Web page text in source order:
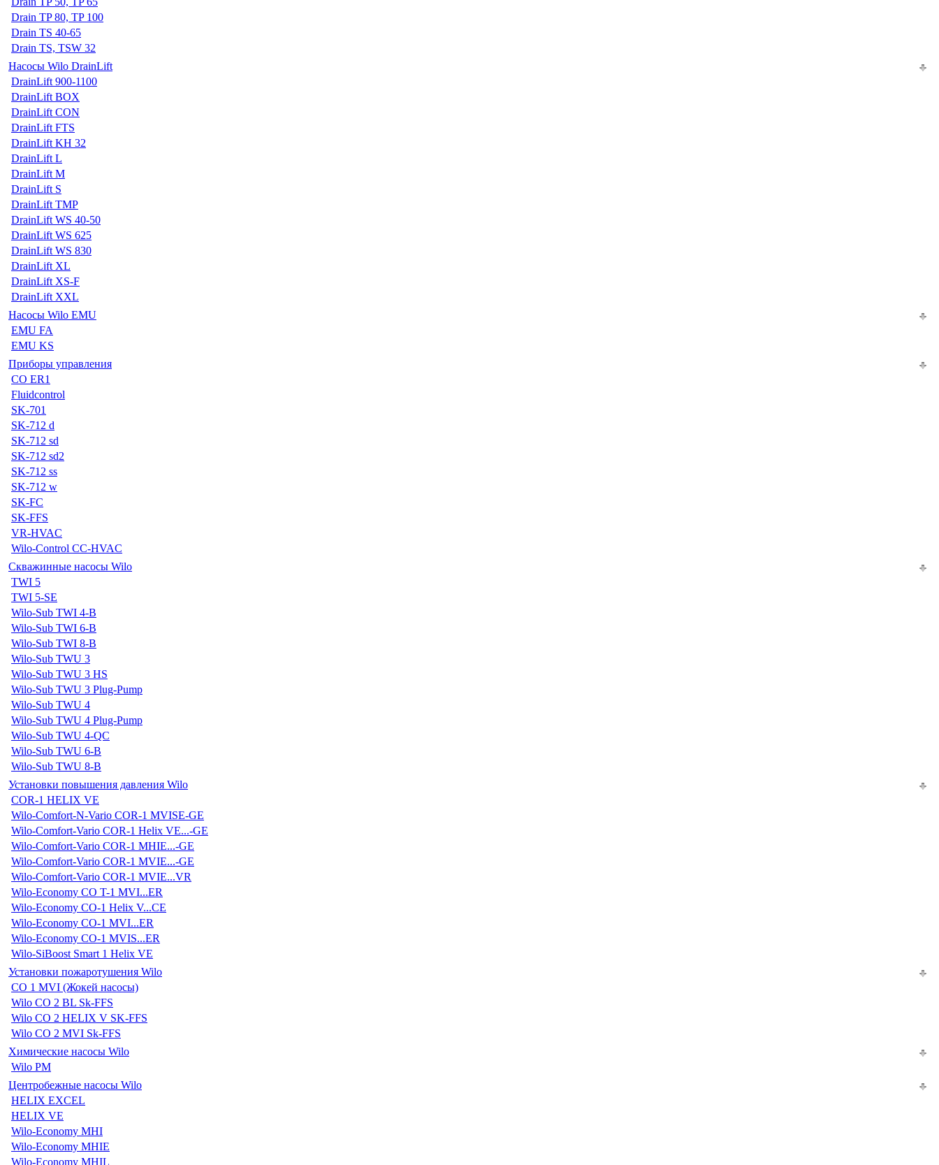
Drain TP 80, TP 100
Drain TS 40-65
Drain TS, TSW 32
Насосы Wilo DrainLift
DrainLift 900-1100
DrainLift BOX
DrainLift CON
DrainLift FTS
DrainLift KH 32
DrainLift L
DrainLift M
DrainLift S
DrainLift TMP
DrainLift WS 40-50
DrainLift WS 625
DrainLift WS 830
DrainLift XL
DrainLift XS-F
DrainLift XXL
Насосы Wilo EMU
EMU FA
EMU KS
Приборы управления
CO ER1
Fluidcontrol
SK-701
SK-712 d
SK-712 sd
SK-712 sd2
SK-712 ss
SK-712 w
SK-FC
SK-FFS
VR-HVAC
Wilo-Control CC-HVAC
Скважинные насосы Wilo
TWI 5
TWI 5-SE
Wilo-Sub TWI 4-B
Wilo-Sub TWI 6-B
Wilo-Sub TWI 8-B
Wilo-Sub TWU 3
Wilo-Sub TWU 3 HS
Wilo-Sub TWU 3 Plug-Pump
Wilo-Sub TWU 4
Wilo-Sub TWU 4 Plug-Pump
Wilo-Sub TWU 4-QC
Wilo-Sub TWU 6-B
Wilo-Sub TWU 8-B
Установки повышения давления Wilo
COR-1 HELIX VE
Wilo-Comfort-N-Vario COR-1 MVISE-GE
Wilo-Comfort-Vario COR-1 Helix VE...-GE
Wilo-Comfort-Vario COR-1 MHIE...-GE
Wilo-Comfort-Vario COR-1 MVIE...-GE
Wilo-Comfort-Vario COR-1 MVIE...VR
Wilo-Economy CO T-1 MVI...ER
Wilo-Economy CO-1 Helix V...CE
Wilo-Economy CO-1 MVI...ER
Wilo-Economy CO-1 MVIS...ER
Wilo-SiBoost Smart 1 Helix VE
Установки пожаротушения Wilo
CO 1 MVI (Жокей насосы)
Wilo CO 2 BL Sk-FFS
Wilo CO 2 HELIX V SK-FFS
Wilo CO 2 MVI Sk-FFS
Химические насосы Wilo
Wilo PM
Центробежные насосы Wilo
HELIX EXCEL
HELIX VE
Wilo-Economy MHI
Wilo-Economy MHIE
Wilo-Economy MHIL